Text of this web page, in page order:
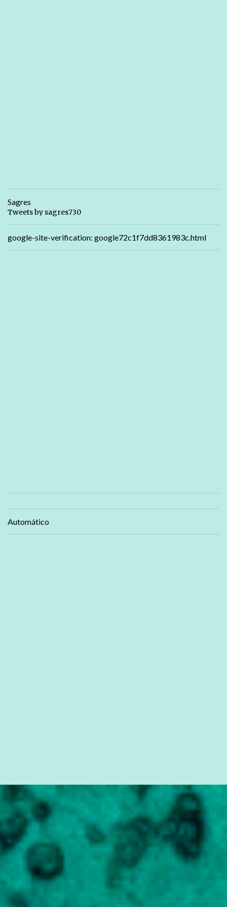
Sagres
Tweets by sagres730
google-site-verification: google72c1f7dd8361983c.html
Automático